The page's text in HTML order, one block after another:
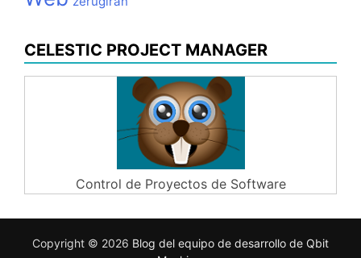
CELESTIC PROJECT MANAGER
Control de Proyectos de Software
Copyright © 2026 Blog del equipo de desarrollo de Qbit